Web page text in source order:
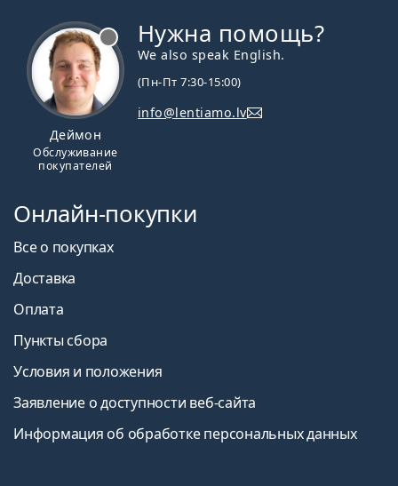
Деймон
Обслуживание
покупателей
Нужна помощь?
We also speak English.
(Пн-Пт 7:30-15:00)
info@lentiamo.lv
Онлайн-покупки
Все о покупках
Доставка
Оплата
Пункты сбора
Условия и положения
Заявление о доступности веб-сайта
Информация об обработке персональных данных